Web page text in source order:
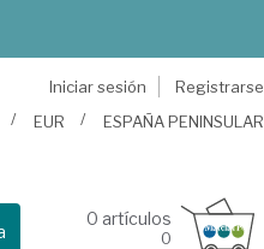
Iniciar sesión
Registrarse
EUR ESPAÑA PENINSULAR
0 artículos
0